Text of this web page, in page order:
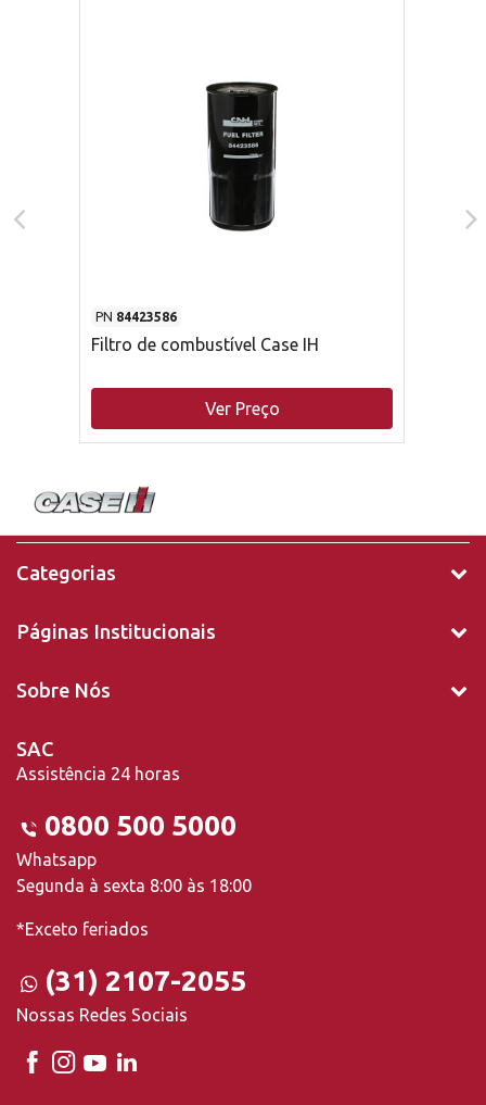
PN 84423586
Filtro de combustível Case IH
Ver Preço
Categorias
Páginas Institucionais
Sobre Nós
SAC
Assistência 24 horas
0800 500 5000
Whatsapp
Segunda à sexta 8:00 às 18:00
*Exceto feriados
(31) 2107-2055
Nossas Redes Sociais